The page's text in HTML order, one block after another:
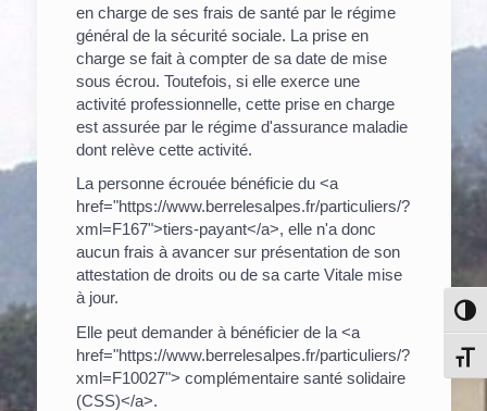
en charge de ses frais de santé par le régime
général de la sécurité sociale. La prise en
charge se fait à compter de sa date de mise
sous écrou. Toutefois, si elle exerce une
activité professionnelle, cette prise en charge
est assurée par le régime d'assurance maladie
dont relève cette activité.
La personne écrouée bénéficie du <a
href="https://www.berrelesalpes.fr/particuliers/?
xml=F167">tiers-payant</a>, elle n'a donc
aucun frais à avancer sur présentation de son
attestation de droits ou de sa carte Vitale mise
à jour.
Elle peut demander à bénéficier de la <a
href="https://www.berrelesalpes.fr/particuliers/?
xml=F10027"> complémentaire santé solidaire
(CSS)</a>.